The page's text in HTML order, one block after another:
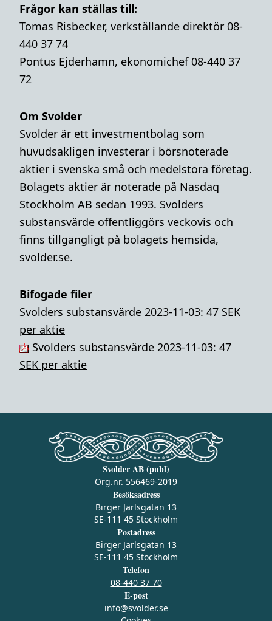
Frågor kan ställas till:
Tomas Risbecker, verkställande direktör 08-
440 37 74
Pontus Ejderhamn, ekonomichef 08-440 37
72
Om Svolder
Svolder är ett investmentbolag som
huvudsakligen investerar i börsnoterade
aktier i svenska små och medelstora företag.
Bolagets aktier är noterade på Nasdaq
Stockholm AB sedan 1993. Svolders
substansvärde offentliggörs veckovis och
finns tillgängligt på bolagets hemsida,
svolder.se.
Bifogade filer
Svolders substansvärde 2023-11-03: 47 SEK
per aktie
Svolders substansvärde 2023-11-03: 47
SEK per aktie
Svolder AB (publ)
Org.nr. 556469-2019
Besöksadress
Birger Jarlsgatan 13
SE-111 45 Stockholm
Postadress
Birger Jarlsgatan 13
SE-111 45 Stockholm
Telefon
08-440 37 70
E-post
info@svolder.se